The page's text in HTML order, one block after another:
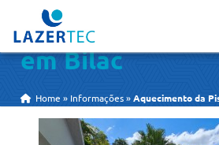
Aquecimento da
em Bilac
Home » Informações »Aquecimento da